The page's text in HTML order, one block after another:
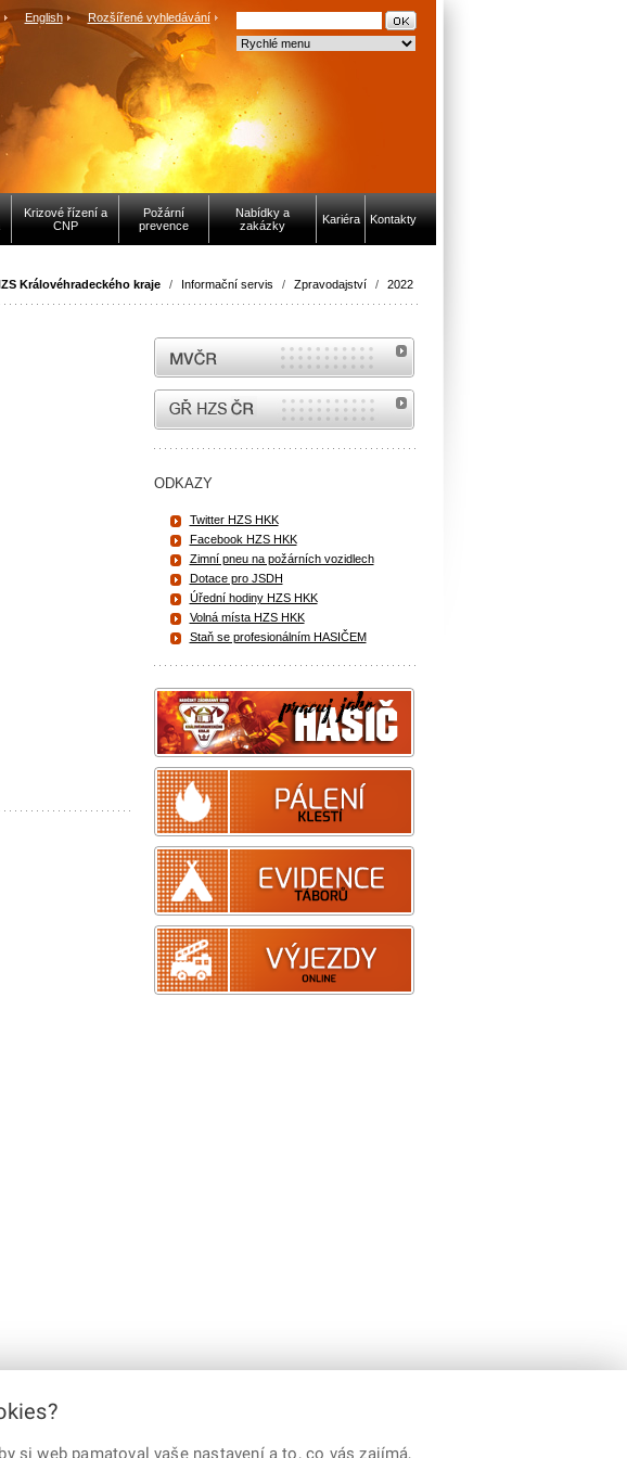
English Rozšířené vyhledávání
Krizové řízení a
CNP
Požární
prevence
Nabídky a
zakázky
Kariéra Kontakty
Královéhradeckého kraje / Informační servis / Zpravodajství / 2022
15 ... 19
MVČR
internetové stránky Hasiči ČR
ODKAZY
Twitter HZS HKK
Facebook HZS HKK
Zimní pneu na požárních vozidlech
Dotace pro JSDH
Úřední hodiny HZS HKK
Volná místa HZS HKK
Staň se profesionálním HASIČEM
si web pamatoval vaše nastavení a to, co vás zajímá,